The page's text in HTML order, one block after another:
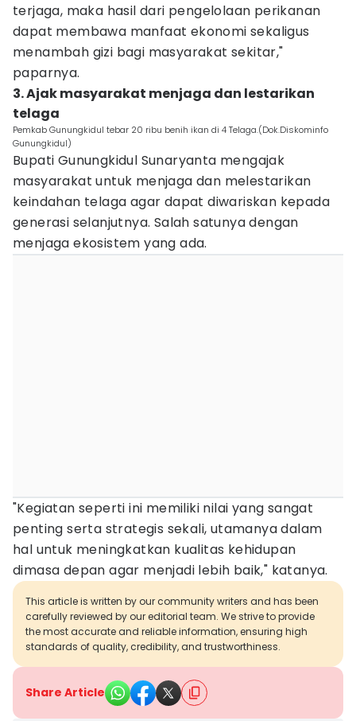
terjaga, maka hasil dari pengelolaan perikanan
dapat membawa manfaat ekonomi sekaligus
menambah gizi bagi masyarakat sekitar,"
paparnya.
3. Ajak masyarakat menjaga dan lestarikan
telaga
Pemkab Gunungkidul tebar 20 ribu benih ikan di 4 Telaga.(Dok.Diskominfo
Gunungkidul)
Bupati Gunungkidul Sunaryanta mengajak
masyarakat untuk menjaga dan melestarikan
keindahan telaga agar dapat diwariskan kepada
generasi selanjutnya. Salah satunya dengan
menjaga ekosistem yang ada.
"Kegiatan seperti ini memiliki nilai yang sangat
penting serta strategis sekali, utamanya dalam
hal untuk meningkatkan kualitas kehidupan
dimasa depan agar menjadi lebih baik," katanya.
This article is written by our community writers and has been
carefully reviewed by our editorial team. We strive to provide
the most accurate and reliable information, ensuring high
standards of quality, credibility, and trustworthiness.
Share Article